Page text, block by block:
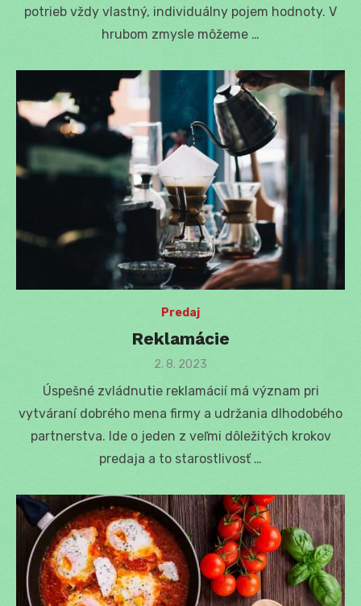
potrieb vždy vlastný, individuálny pojem hodnoty. V
hrubom zmysle môžeme …
Predaj
Reklamácie
Posted
2. 8. 2023
Úspešné zvládnutie reklamácií má význam pri
vytváraní dobrého mena firmy a udržania dlhodobého
partnerstva. Ide o jeden z veľmi dôležitých krokov
predaja a to starostlivosť …